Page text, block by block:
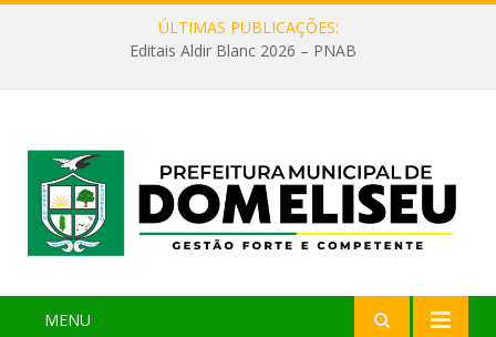
ÚLTIMAS PUBLICAÇÕES:
Editais Aldir Blanc 2026 – PNAB
MENU